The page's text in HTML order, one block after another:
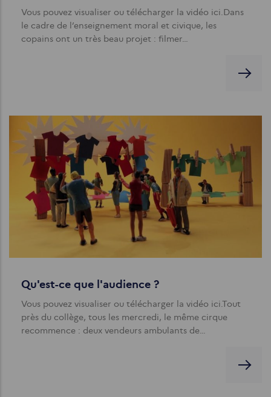
Vous pouvez visualiser ou télécharger la vidéo ici.Dans
le cadre de l’enseignement moral et civique, les
copains ont un très beau projet : filmer…
Qu'est-ce que l'audience ?
Vous pouvez visualiser ou télécharger la vidéo ici.Tout
près du collège, tous les mercredi, le même cirque
recommence : deux vendeurs ambulants de…